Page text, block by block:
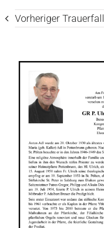
Vorheriger Trauerfall